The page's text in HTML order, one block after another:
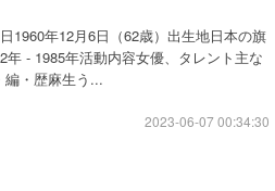
1960年12月6日（62歳）出生地日本の旗
年 - 1985年活動内容女優、タレント主な
編・歴麻生う...
2023-06-07 00:34:30